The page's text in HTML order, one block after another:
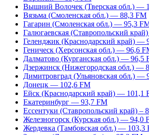
Вышний Волочек (Тверская обл.) —
Вязьма (Смоленская обл.) — 88,3 FM
Гагарин (Смоленская обл.) — 95,3
Галюгаевская (Ставропольский
Геленджик (Краснодарский край) —
Геническ (Херсонская обл.) — 96,6
Далматово (Курганская обл.) — 96,5
Дзержинск (Нижегородская обл.) —
Димитровград (Ульяновская обл.) —
Донецк — 102,6 FM
Ейск (Краснодарский край) — 101,1
Екатеринбург — 93,7 FM
Ессентуки (Ставропольский край) –
Железногорск (Курская обл.) — 94,0
Жердевка (Тамбовская обл.) — 103,3